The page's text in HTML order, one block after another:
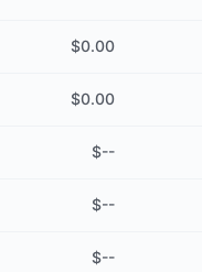
$0.00
$0.00
$--
$--
$--